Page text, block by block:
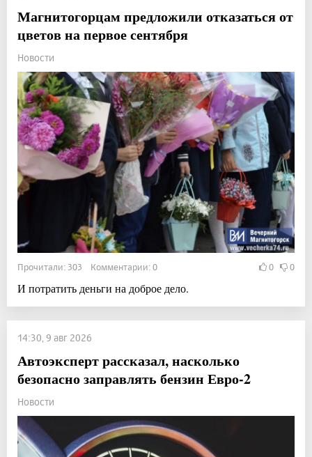
Магнитогорцам предложили отказаться от
цветов на первое сентября
Новости
Прочитали: 303 Комментарии: 0 0 0
И потратить деньги на доброе дело.
14:30, 9 авг 2026
Автоэксперт рассказал, насколько
безопасно заправлять бензин Евро-2
Новости